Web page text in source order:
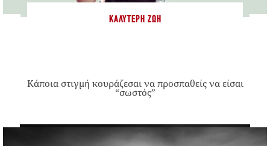
ΚΑΛΎΤΕΡΗ ΖΩΉ
Κάποια στιγμή κουράζεσαι να προσπαθείς να είσαι
“σωστός”